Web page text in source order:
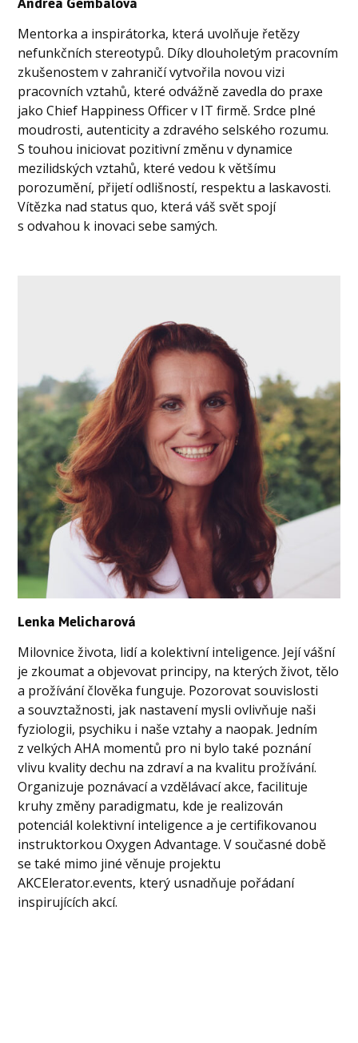
Mentorka a inspirátorka, která uvolňuje řetězy
nefunkčních stereotypů. Díky dlouholetým pracovním
zkušenostem v zahraničí vytvořila novou vizi
pracovních vztahů, které odvážně zavedla do praxe
jako Chief Happiness Officer v IT firmě. Srdce plné
moudrosti, autenticity a zdravého selského rozumu.
S touhou iniciovat pozitivní změnu v dynamice
mezilidských vztahů, které vedou k většímu
porozumění, přijetí odlišností, respektu a laskavosti.
Vítězka nad status quo, která váš svět spojí
s odvahou k inovaci sebe samých.
Lenka Melicharová
Milovnice života, lidí a kolektivní inteligence. Její vášní
je zkoumat a objevovat principy, na kterých život, tělo
a prožívání člověka funguje. Pozorovat souvislosti
a souvztažnosti, jak nastavení mysli ovlivňuje naši
fyziologii, psychiku i naše vztahy a naopak. Jedním
z velkých AHA momentů pro ni bylo také poznání
vlivu kvality dechu na zdraví a na kvalitu prožívání.
Organizuje poznávací a vzdělávací akce, facilituje
kruhy změny paradigmatu, kde je realizován
potenciál kolektivní inteligence a je certifikovanou
instruktorkou Oxygen Advantage. V současné době
se také mimo jiné věnuje projektu
AKCElerator.events, který usnadňuje pořádaní
inspirujících akcí.